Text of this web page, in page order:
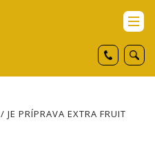
/ JE PRÍPRAVA EXTRA FRUIT